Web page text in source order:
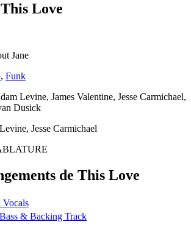
This Love
Jane
, Funk
Levine, James Valentine, Jesse Carmichael,
Dusick
Jesse Carmichael
de This Love
& Backing Track